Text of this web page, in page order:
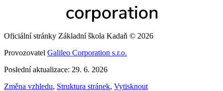
Oficiální stránky Základní škola Kadaň © 2026
Provozovatel Galileo Corporation s.r.o.
Poslední aktualizace: 29. 6. 2026
Změna vzhledu, Struktura stránek, Vytisknout